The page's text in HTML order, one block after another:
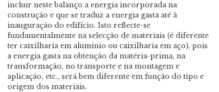
incluir neste balanço a energia incorporada na
construção e que se traduz a energia gasta até à
inauguração do edifício. Isto reflecte-se
fundamentalmente na selecção de materiais (é diferente
ter caixilharia em alumínio ou caixilharia em aço), pois
a energia gasta na obtenção da matéria-prima, na
transformação, no transporte e na montagem e
aplicação, etc., será bem diferente em função do tipo e
origem dos materiais.